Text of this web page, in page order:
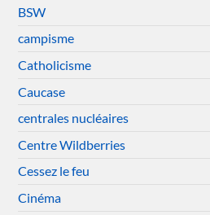
BSW
campisme
Catholicisme
Caucase
centrales nucléaires
Centre Wildberries
Cessez le feu
Cinéma